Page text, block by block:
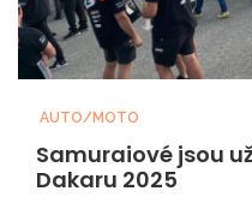
AUTO/MOTO
Samuraiové jsou
Dakaru 2025